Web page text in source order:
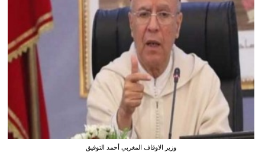
وزير الاوقاف المغربي أحمد التوفيق